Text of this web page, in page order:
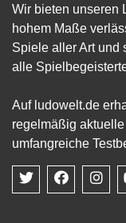
Wir bieten unseren
hohem Maße
Spiele aller Art und
alle
Auf ludowelt.de
regelmäßig
umfangreiche